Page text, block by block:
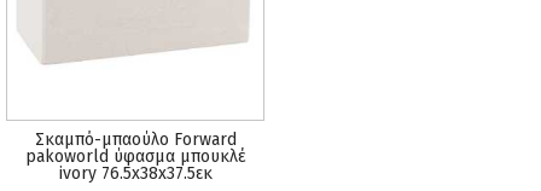
Σκαμπό-μπαούλο Forward
pakoworld ύφασμα μπουκλέ
ivory 76.5x38x37.5εκ